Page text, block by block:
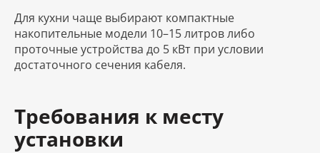
Для кухни чаще выбирают компактные
накопительные модели 10–15 литров либо
проточные устройства до 5 кВт при условии
достаточного сечения кабеля.
Требования к месту
установки